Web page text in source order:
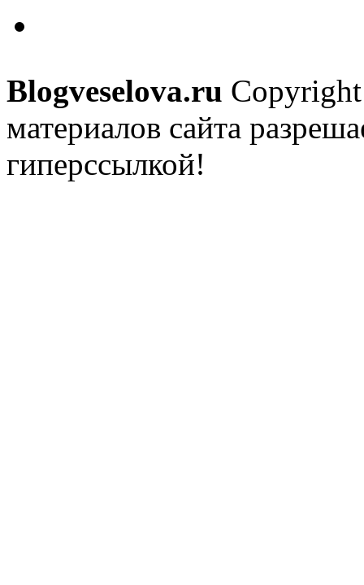
Blogveselova.ru
материалов сайта
гиперссылкой!